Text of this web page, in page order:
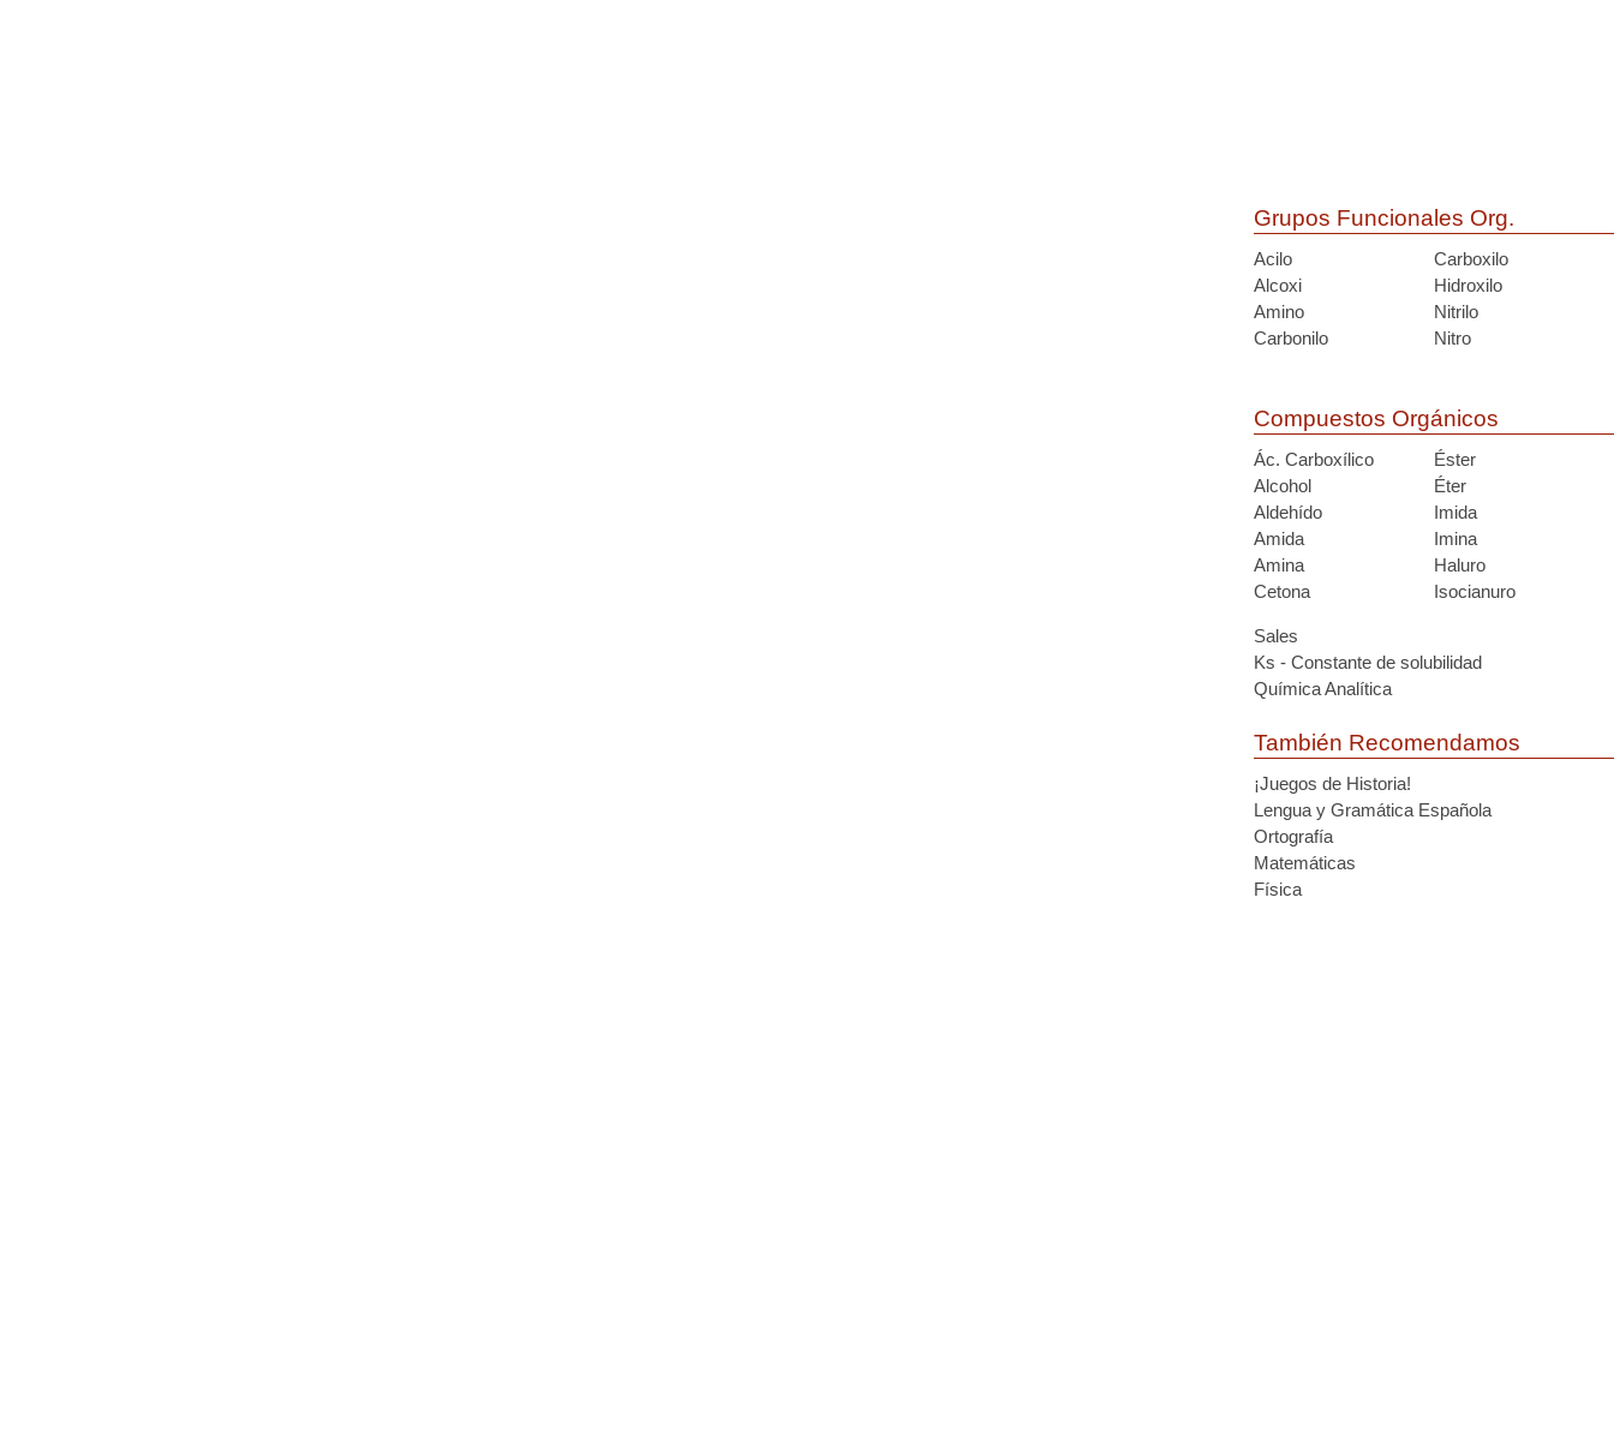
Grupos Funcionales Org.
Acilo
Carboxilo
Alcoxi
Hidroxilo
Amino
Nitrilo
Carbonilo
Nitro
Compuestos Orgánicos
Ác. Carboxílico
Éster
Alcohol
Éter
Aldehído
Imida
Amida
Imina
Amina
Haluro
Cetona
Isocianuro
Sales
Ks - Constante de solubilidad
Química Analítica
También Recomendamos
¡Juegos de Historia!
Lengua y Gramática Española
Ortografía
Matemáticas
Física